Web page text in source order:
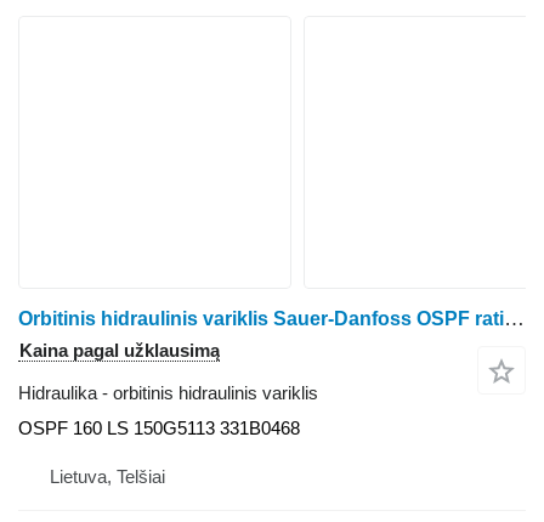
Orbitinis hidraulinis variklis Sauer-Danfoss OSPF ratinio traktoriaus Claas Arion 530
Kaina pagal užklausimą
Hidraulika - orbitinis hidraulinis variklis
OSPF 160 LS 150G5113 331B0468
Lietuva, Telšiai